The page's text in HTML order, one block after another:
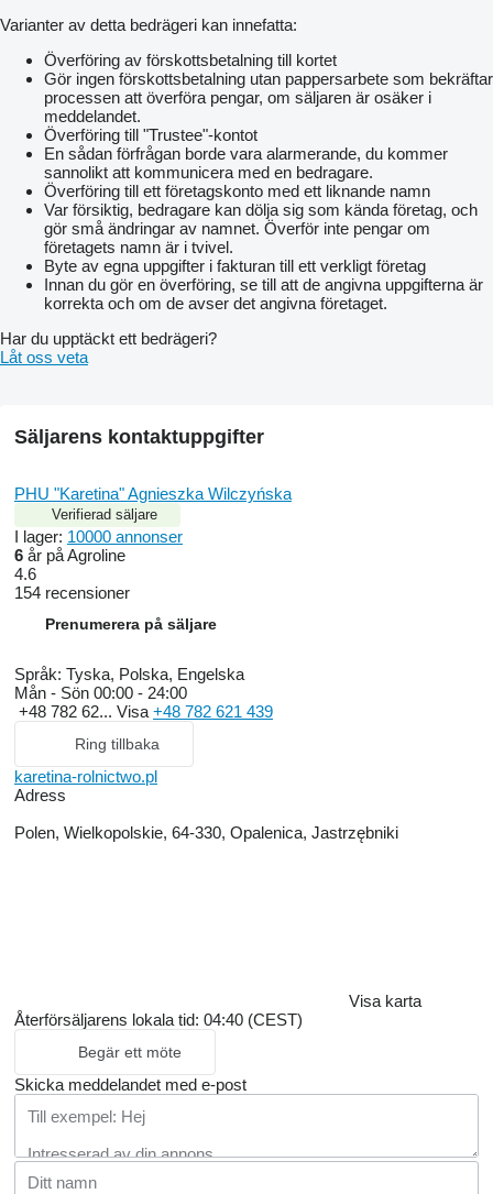
Varianter av detta bedrägeri kan innefatta:
Överföring av förskottsbetalning till kortet
Gör ingen förskottsbetalning utan pappersarbete som bekräftar
processen att överföra pengar, om säljaren är osäker i
meddelandet.
Överföring till "Trustee"-kontot
En sådan förfrågan borde vara alarmerande, du kommer
sannolikt att kommunicera med en bedragare.
Överföring till ett företagskonto med ett liknande namn
Var försiktig, bedragare kan dölja sig som kända företag, och
gör små ändringar av namnet. Överför inte pengar om
företagets namn är i tvivel.
Byte av egna uppgifter i fakturan till ett verkligt företag
Innan du gör en överföring, se till att de angivna uppgifterna är
korrekta och om de avser det angivna företaget.
Har du upptäckt ett bedrägeri?
Låt oss veta
Säljarens kontaktuppgifter
PHU "Karetina" Agnieszka Wilczyńska
Verifierad säljare
I lager: 10000 annonser
6 år på Agroline
4.6
154 recensioner
Prenumerera på säljare
Språk: Tyska, Polska, Engelska
Mån - Sön 00:00 - 24:00
+48 782 62... Visa +48 782 621 439
Ring tillbaka
karetina-rolnictwo.pl
Adress
Polen, Wielkopolskie, 64-330, Opalenica, Jastrzębniki
Visa karta
Återförsäljarens lokala tid: 04:40 (CEST)
Begär ett möte
Skicka meddelandet med e-post